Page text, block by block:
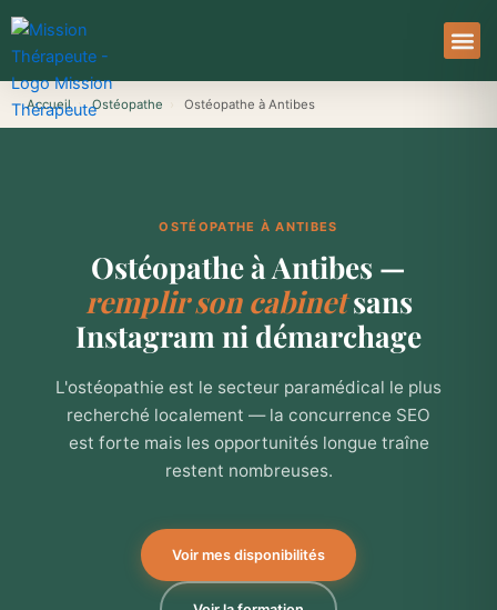
Aller
au
contenu
Accueil › Ostéopathe Ostéopathe à Antibes
OSTÉOPATHE À ANTIBES
Ostéopathe à Antibes —
remplir son cabinetsans
Instagram ni démarchage
L'ostéopathie est le secteur paramédical le plus
recherché localement — la concurrence SEO
est forte mais les opportunités longue traîne
restent nombreuses.
Voir mes disponibilités